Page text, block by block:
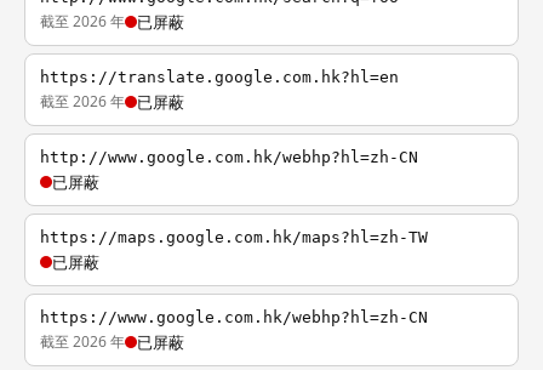
截至 2026 年 已屏蔽
https://translate.google.com.hk?hl=en
截至 2026 年 已屏蔽
http://www.google.com.hk/webhp?hl=zh-CN
已屏蔽
https://maps.google.com.hk/maps?hl=zh-TW
已屏蔽
https://www.google.com.hk/webhp?hl=zh-CN
截至 2026 年 已屏蔽